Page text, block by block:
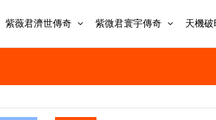
紫薇君濟世傳奇 紫微君寰宇傳奇 天機破